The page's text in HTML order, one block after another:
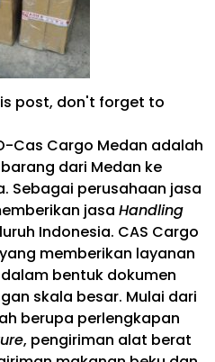
post, don't forget to
Cas Cargo Medan adalah
dari Medan ke
Sebagai perusahaan jasa
jasa Handling
Indonesia. CAS Cargo
memberikan layanan
bentuk dokumen
skala besar. Mulai dari
berupa perlengkapan
, pengiriman alat berat